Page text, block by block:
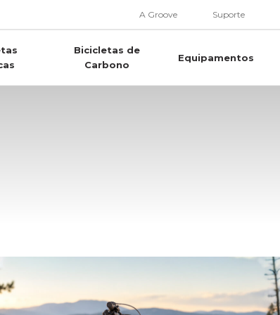
A Groove Suporte
Bicicletas de
Carbono
Equipamentos